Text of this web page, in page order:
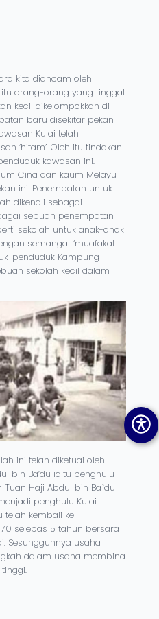
kita diancam oleh
itu orang-orang yang tinggal
kecil dikelompokkan di
baru disekitar pekan
Kulai telah
‘hitam’. Oleh itu tindakan
kawasan ini.
Cina dan kaum Melayu
ini. Penempatan untuk
dikenali sebagai
sebuah penempatan
sekolah untuk anak-anak
semangat ‘muafakat
penduduk Kampung
sekolah kecil dalam
ini telah diketuai oleh
bin Ba’du iaitu penghulu
Tuan Haji Abdul bin Ba`du
penghulu Kulai
telah kembali ke
selepas 5 tahun bersara
Sesungguhnya usaha
dalam usaha membina